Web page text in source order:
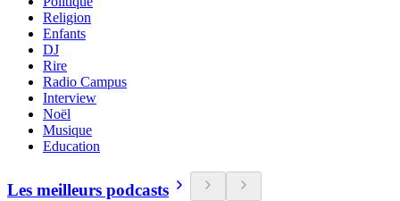
Religion
Enfants
DJ
Rire
Radio Campus
Interview
Noël
Musique
Education
Les meilleurs podcasts